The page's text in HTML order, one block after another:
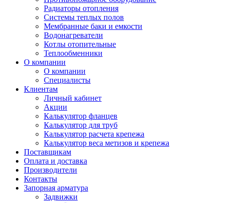
Радиаторы отопления
Системы теплых полов
Мембранные баки и емкости
Водонагреватели
Котлы отопительные
Теплообменники
О компании
О компании
Специалисты
Клиентам
Личный кабинет
Акции
Калькулятор фланцев
Калькулятор для труб
Калькулятор расчета крепежа
Калькулятор веса метизов и крепежа
Поставщикам
Оплата и доставка
Производители
Контакты
Запорная арматура
Задвижки